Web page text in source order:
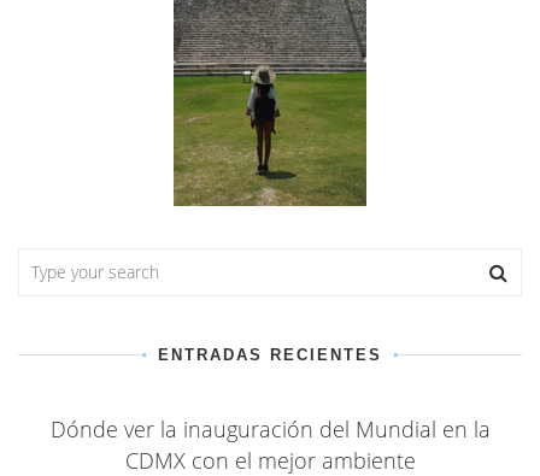
ENTRADAS RECIENTES
Dónde ver la inauguración del Mundial en la
CDMX con el mejor ambiente